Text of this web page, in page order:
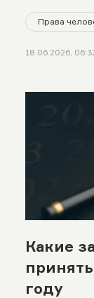
Права
18.06.2026,
Какие
году